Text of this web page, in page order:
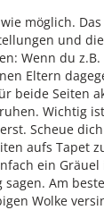
möglich.
und
Wenn du
Eltern
beide Seiten
Wichtig
Scheue
aufs Tapet
ein
Am
Wolke